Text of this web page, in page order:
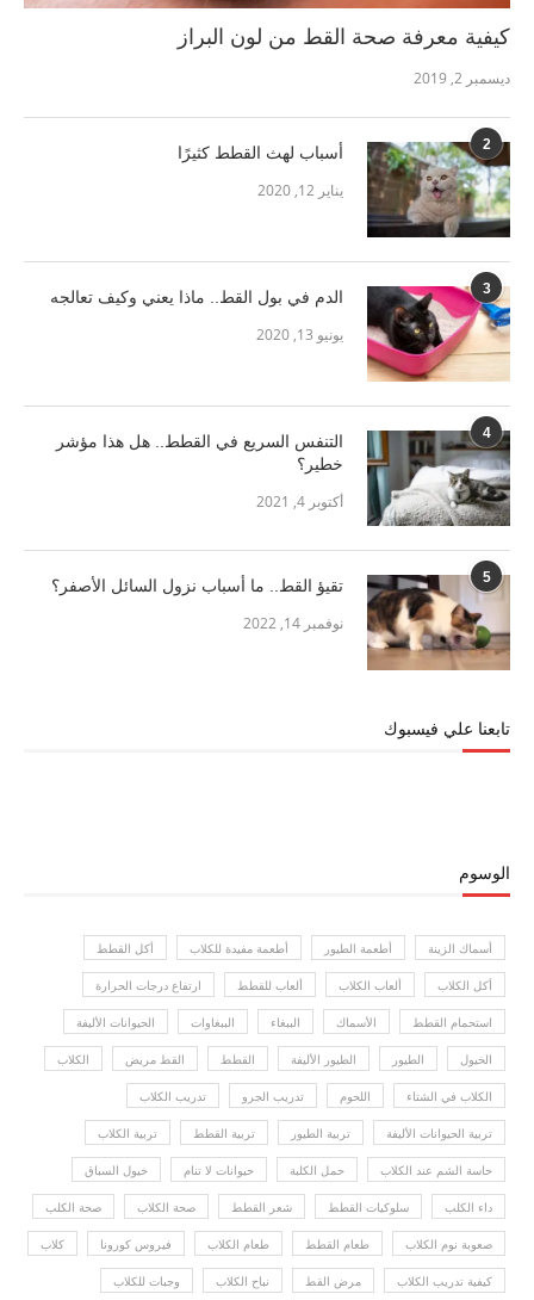
كيفية معرفة صحة القط من لون البراز
ديسمبر 2, 2019
2 أسباب لهث القطط كثيرًا
يناير 12, 2020
3 الدم في بول القط.. ماذا يعني وكيف تعالجه
يونيو 13, 2020
4
التنفس السريع في القطط.. هل هذا مؤشر
خطير؟
أكتوبر 4, 2021
5 تقيؤ القط.. ما أسباب نزول السائل الأصفر؟
نوفمبر 14, 2022
تابعنا علي فيسبوك
الوسوم
أسماك الزينة أطعمة الطيور أطعمة مفيدة للكلاب أكل القطط
أكل الكلاب ألعاب الكلاب ألعاب للقطط ارتفاع درجات الحرارة
استحمام القطط الأسماك الببغاء الببغاوات الحيوانات الأليفة
الخيول الطيور الطيور الأليفة القطط القط مريض الكلاب
الكلاب في الشتاء اللحوم تدريب الجرو تدريب الكلاب
تربية الحيوانات الأليفة تربية الطيور تربية القطط تربية الكلاب
حاسة الشم عند الكلاب حمل الكلبة حيوانات لا تنام خيول السباق
داء الكلب سلوكيات القطط شعر القطط صحة الكلاب صحة الكلب
صعوبة نوم الكلاب طعام القطط طعام الكلاب فيروس كورونا كلاب
كيفية تدريب الكلاب مرض القط نباح الكلاب وجبات للكلاب